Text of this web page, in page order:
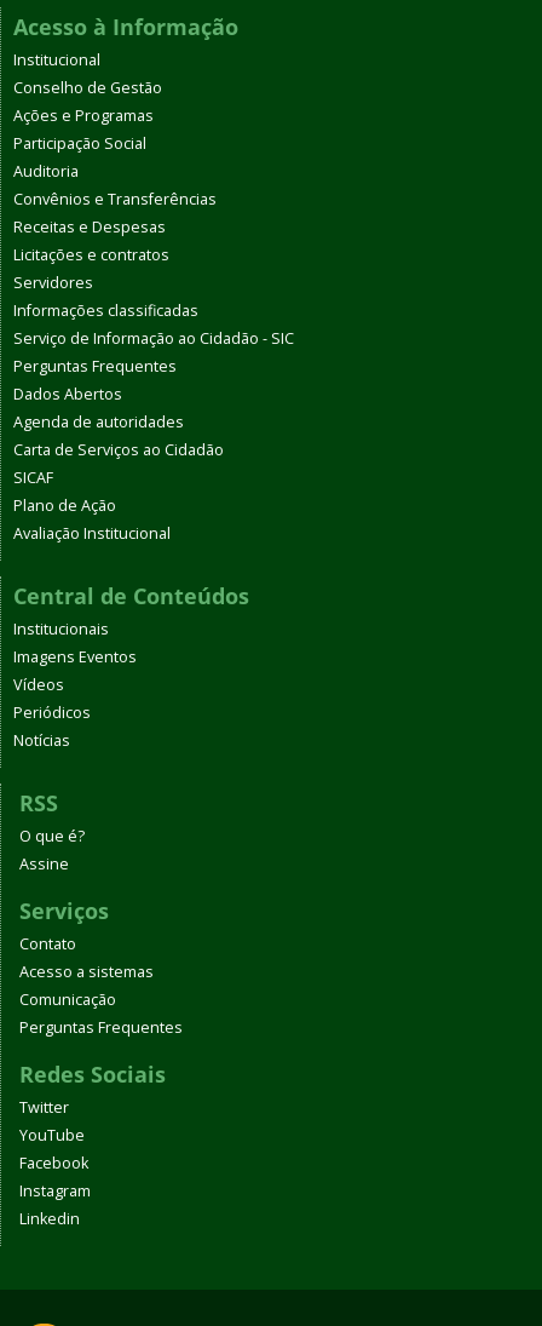
Acesso à Informação
Institucional
Conselho de Gestão
Ações e Programas
Participação Social
Auditoria
Convênios e Transferências
Receitas e Despesas
Licitações e contratos
Servidores
Informações classificadas
Serviço de Informação ao Cidadão - SIC
Perguntas Frequentes
Dados Abertos
Agenda de autoridades
Carta de Serviços ao Cidadão
SICAF
Plano de Ação
Avaliação Institucional
Central de Conteúdos
Institucionais
Imagens Eventos
Vídeos
Periódicos
Notícias
RSS
O que é?
Assine
Serviços
Contato
Acesso a sistemas
Comunicação
Perguntas Frequentes
Redes Sociais
Twitter
YouTube
Facebook
Instagram
Linkedin